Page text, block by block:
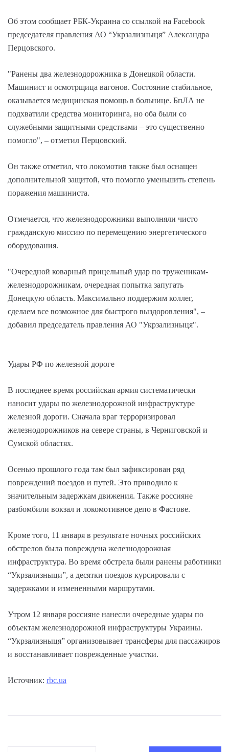
Об этом сообщает РБК-Украина со ссылкой на Facebook
председателя правления АО “Укрзализныця” Александра
Перцовского.
"Ранены два железнодорожника в Донецкой области.
Машинист и осмотрщица вагонов. Состояние стабильное,
оказывается медицинская помощь в больнице. БпЛА не
подхватили средства мониторинга, но оба были со
служебными защитными средствами – это существенно
помогло", – отметил Перцовский.
Он также отметил, что локомотив также был оснащен
дополнительной защитой, что помогло уменьшить степень
поражения машиниста.
Отмечается, что железнодорожники выполняли чисто
гражданскую миссию по перемещению энергетического
оборудования.
"Очередной коварный прицельный удар по труженикам-
железнодорожникам, очередная попытка запугать
Донецкую область. Максимально поддержим коллег,
сделаем все возможное для быстрого выздоровления", –
добавил председатель правления АО "Укрзализныця".
Удары РФ по железной дороге
В последнее время российская армия систематически
наносит удары по железнодорожной инфраструктуре
железной дороги. Сначала враг терроризировал
железнодорожников на севере страны, в Черниговской и
Сумской областях.
Осенью прошлого года там был зафиксирован ряд
повреждений поездов и путей. Это приводило к
значительным задержкам движения. Также россияне
разбомбили вокзал и локомотивное депо в Фастове.
Кроме того, 11 января в результате ночных российских
обстрелов была повреждена железнодорожная
инфраструктура. Во время обстрела были ранены работники
“Укрзализныци”, а десятки поездов курсировали с
задержками и измененными маршрутами.
Утром 12 января россияне нанесли очередные удары по
объектам железнодорожной инфраструктуры Украины.
“Укрзализныця” организовывает трансферы для пассажиров
и восстанавливает поврежденные участки.
Источник: rbc.ua